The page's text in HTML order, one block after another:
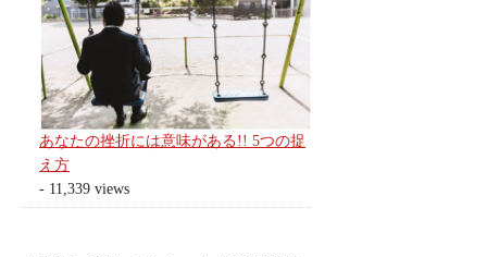
あなたの挫折には意味がある!! 5つの捉
え方
- 11,339 views